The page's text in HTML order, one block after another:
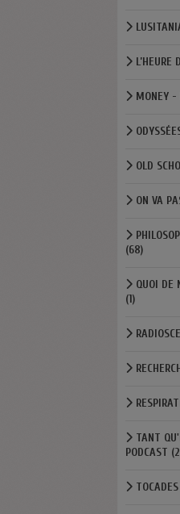
MONEY -
OLD
ON VA
(68)
QUOI DE
(1)
TANT
PODCAST